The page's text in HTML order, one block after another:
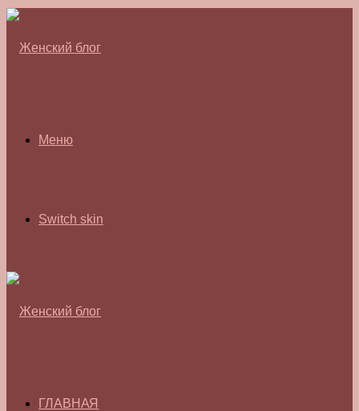
Меню
Switch skin
ГЛАВНАЯ